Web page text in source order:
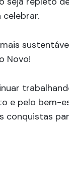
celebrar.
Novo!
e pelo bem-
conquistas